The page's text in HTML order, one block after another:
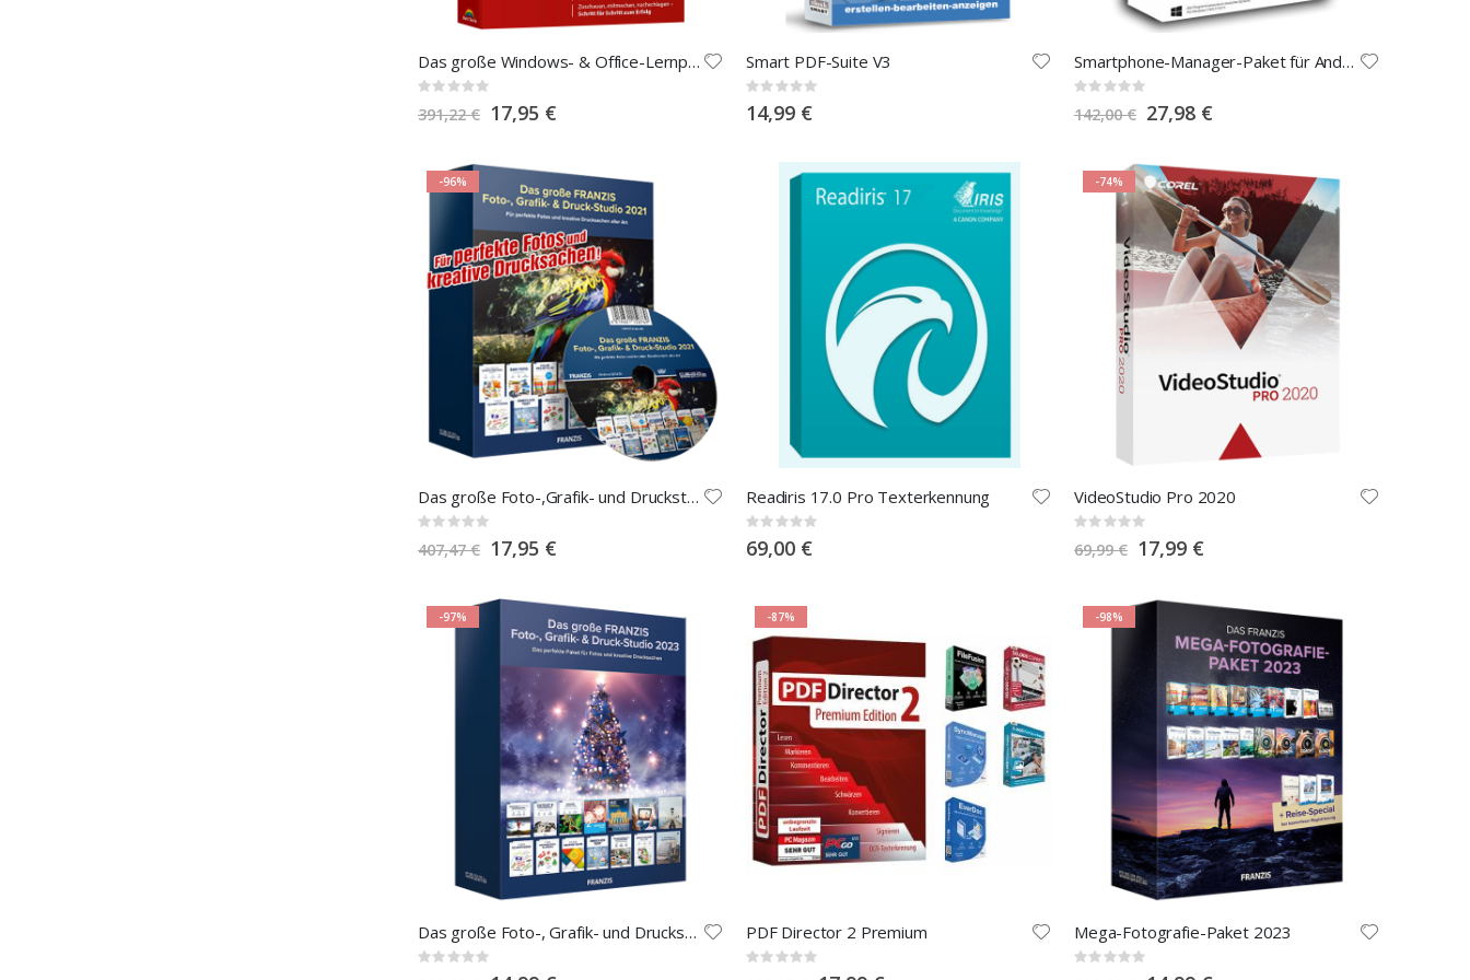
Das große Windows- & Office-Lernpaket für Einsteiger und Senioren
Rating:
0%
391,22 € Special
Price
17,95 €
Smart PDF-Suite V3
Rating:
0%
14,99 €
Smartphone-Manager-Paket für Android & iOS.
Rating:
0%
142,00 € Special
Price
27,98 €
-96%
Das große Foto-,Grafik- und Druckstudio 2021
Rating:
0%
407,47 € Special
Price
17,95 €
Readiris 17.0 Pro Texterkennung
Rating:
0%
69,00 €
-74%
VideoStudio Pro 2020
Rating:
0%
69,99 € Special
Price
17,99 €
-97%
Das große Foto-, Grafik- und Druckstudio 2023
Rating:
0%
-87%
PDF Director 2 Premium
Rating:
0%
-98%
Mega-Fotografie-Paket 2023
Rating:
0%